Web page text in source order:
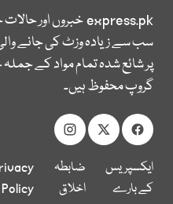
express.pkخبروں اور
سب سے زیادہ وزٹ کی جانے
پر شائع شدہ تمام مواد کے
گروپ محفوظ ہیں۔
ایکسپریس
کے بارے
ضابطہ
اخلاق
Policy